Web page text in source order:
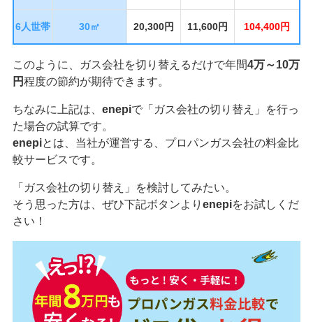
6人世帯 30㎥ 20,300円 11,600円 104,400円
このように、ガス会社を切り替えるだけで年間4万～10万
円程度の節約が期待できます。
ちなみに上記は、 enepiで「ガス会社の切り替え」を行っ
た場合の試算です。
enepiとは、当社が運営する、プロパンガス会社の料金比
較サービスです。
「ガス会社の切り替え」を検討してみたい。
そう思った方は、ぜひ下記ボタンより enepiをお試しくだ
さい！